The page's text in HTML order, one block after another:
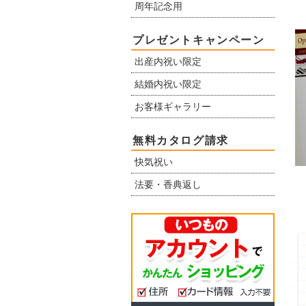
周年記念用
プレゼントキャンペーン
出産内祝い限定
結婚内祝い限定
お客様ギャラリー
無料カタログ請求
快気祝い
法要・香典返し